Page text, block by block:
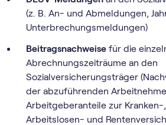
(z. B. An- und Abmeldungen,
Unterbrechungsmeldungen)
Beitragsnachweise für die
Abrechnungszeiträume an den
Sozialversicherungsträger
der abzuführenden
Arbeitgeberanteile zur Kranken-
Arbeitslosen- und